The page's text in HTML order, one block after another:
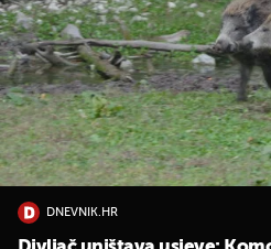
DNEVNIK.HR